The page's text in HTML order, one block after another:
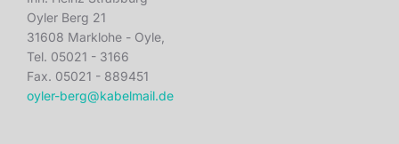
Oyler Berg 21
31608 Marklohe - Oyle,
Tel. 05021 - 3166
Fax. 05021 - 889451
oyler-berg@kabelmail.de